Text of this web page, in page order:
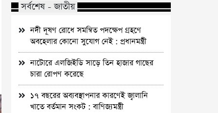
সর্বশেষ - জাতীয়
নদী দূষণ রোধে সমন্বিত পদক্ষেপ গ্রহণে
অবহেলার কোনো সুযোগ নেই : প্রধানমন্ত্রী
নাটোরে এলজিইডি সাড়ে তিন হাজার গাছের
চারা রোপণ করেছে
১৭ বছরের অব্যবস্থাপনার কারণেই জ্বালানি
খাতে বর্তমান সংকট : বাণিজ্যমন্ত্রী